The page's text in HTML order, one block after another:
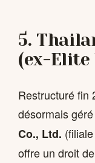
5.
(ex-Elite
Restructuré fin
désormais
Co., Ltd.
offre un droit